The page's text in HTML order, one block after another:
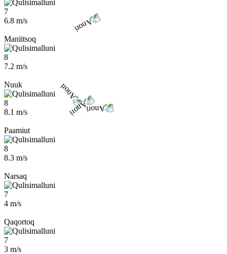
7
6.8 m/s
Maniitsoq
8
7.2 m/s
Nuuk
8
8.1 m/s
Paamiut
8
8.3 m/s
Narsaq
7
4 m/s
Qaqortoq
7
3 m/s